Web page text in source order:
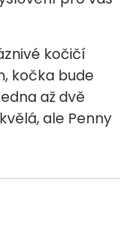
kočičí
kočka bude
až dvě
ale Penny